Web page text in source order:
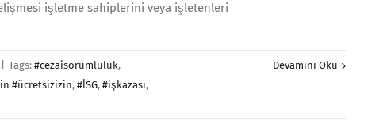
işletme sahiplerini veya işletenleri
Tags:#cezaisorumluluk,
#ücretsizizin,#İSG,#işkazası,
Devamını Oku